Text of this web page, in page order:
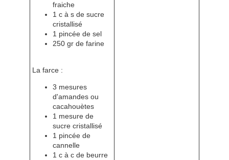
fraiche
1 c à s de sucre
cristallisé
1 pincée de sel
250 gr de farine
La farce :
3 mesures
d'amandes ou
cacahouètes
1 mesure de
sucre cristallisé
1 pincée de
cannelle
1 c à c de beurre